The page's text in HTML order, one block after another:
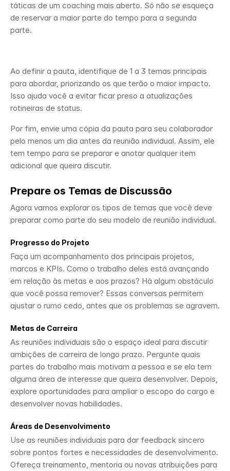
táticas de um coaching mais aberto. Só não se esqueça
de reservar a maior parte do tempo para a segunda
parte.
Ao definir a pauta, identifique de 1 a 3 temas principais
para abordar, priorizando os que terão o maior impacto.
Isso ajuda você a evitar ficar preso a atualizações
rotineiras de status.
Por fim, envie uma cópia da pauta para seu colaborador
pelo menos um dia antes da reunião individual. Assim, ele
tem tempo para se preparar e anotar qualquer item
adicional que queira discutir.
Prepare os Temas de Discussão
Agora vamos explorar os tipos de temas que você deve
preparar como parte do seu modelo de reunião individual.
Progresso do Projeto
Faça um acompanhamento dos principais projetos,
marcos e KPIs. Como o trabalho deles está avançando
em relação às metas e aos prazos? Há algum obstáculo
que você possa remover? Essas conversas permitem
ajustar o rumo cedo, antes que os problemas se agravem.
Metas de Carreira
As reuniões individuais são o espaço ideal para discutir
ambições de carreira de longo prazo. Pergunte quais
partes do trabalho mais motivam a pessoa e se ela tem
alguma área de interesse que queira desenvolver. Depois,
explore oportunidades para ampliar o escopo do cargo e
desenvolver novas habilidades.
Áreas de Desenvolvimento
Use as reuniões individuais para dar feedback sincero
sobre pontos fortes e necessidades de desenvolvimento.
Ofereça treinamento, mentoria ou novas atribuições para